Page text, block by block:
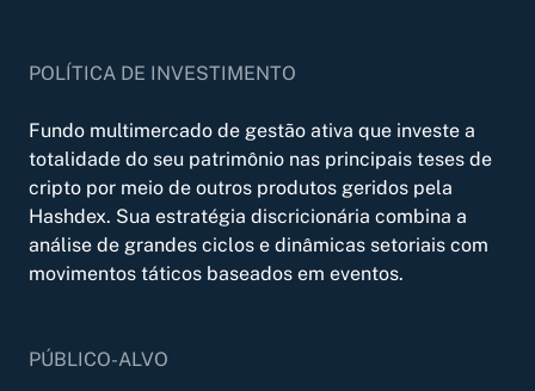
Visão geral dos produtos /products-
overview
Conheça e compare os produtos de cripto da
Hashdex
POLÍTICA DE INVESTIMENTO
Fundo multimercado de gestão ativa que investe a
totalidade do seu patrimônio nas principais teses de
cripto por meio de outros produtos geridos pela
Hashdex. Sua estratégia discricionária combina a
análise de grandes ciclos e dinâmicas setoriais com
movimentos táticos baseados em eventos.
PÚBLICO-ALVO